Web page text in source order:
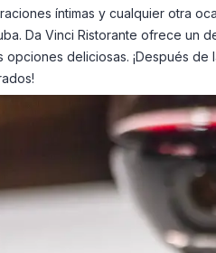
íntimas y cualquier otra
Da Vinci Ristorante ofrece un
deliciosas. ¡Después